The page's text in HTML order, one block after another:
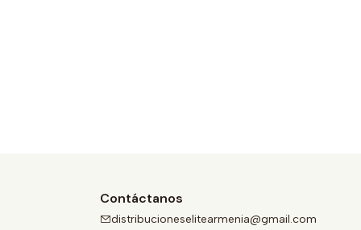
Contáctanos
distribucioneselitearmenia@gmail.com